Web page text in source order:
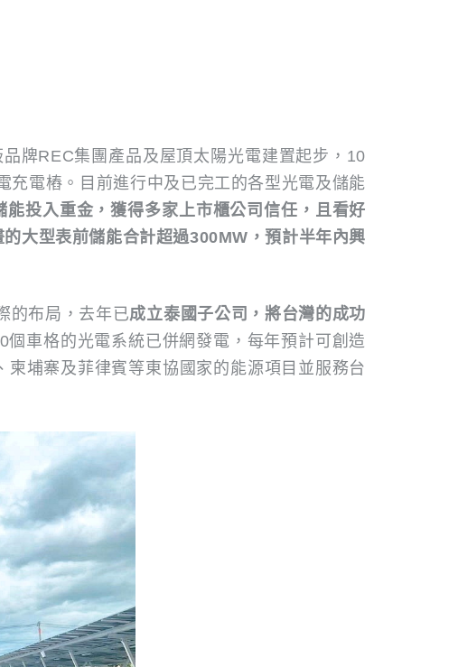
牌REC集團產品及屋頂太陽光電建置起步，10
電樁。目前進行中及已完工的各型光電及儲能
能投入重金，獲得多家上市櫃公司信任，且看好
大型表前儲能合計超過300MW，預計半年內興
的布局，去年已成立泰國子公司，將台灣的成功
個車格的光電系統已併網發電，每年預計可創造
埔寨及菲律賓等東協國家的能源項目並服務台